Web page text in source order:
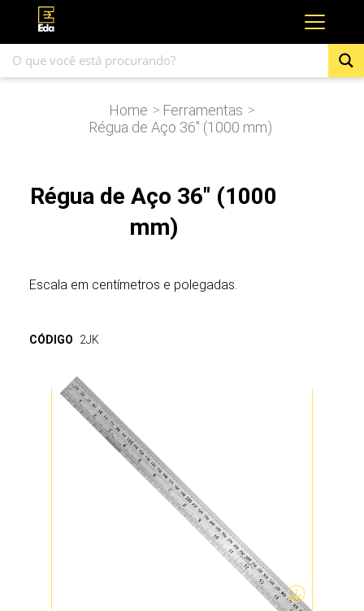
Home > Ferramentas >
Régua de Aço 36″ (1000 mm)
Régua de Aço 36" (1000
mm)
Escala em centímetros e polegadas.
CÓDIGO 2JK